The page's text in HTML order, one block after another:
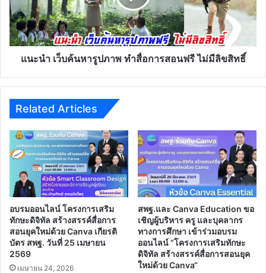
สื่อ
การ
สอน
ฟรี
ไม่มีแนะนำ เว็บค้นหารูปภาพ ทำสื่อการสอนฟรี ไม่มีลิขสิทธิ์
Related Articles
อบรมออนไลน์ โครงการเสริม
ทักษะดิจิทัล สร้างสรรค์สื่อการ
สอนยุคใหม่ด้วย Canva เกียรติ
บัตร สพฐ. วันที่ 25 เมษายน
2569
เมษายน 24, 2026
สพฐ.และ Canva Education ขอ
เชิญผู้บริหาร ครู และบุคลากร
ทางการศึกษา เข้าร่วมอบรม
ออนไลน์ “โครงการเสริมทักษะ
ดิจิทัล สร้างสรรค์สื่อการสอนยุค
ใหม่ด้วย Canva“